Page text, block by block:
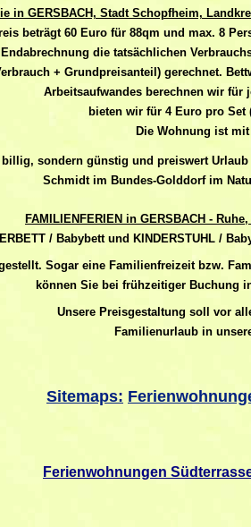
in GERSBACH, Stadt Schopfheim,
beträgt 60 Euro für 88qm und max. 8
die tatsächlichen
+ Grundpreisanteil) gerechnet.
Arbeitsaufwandes berechnen wir für
bieten wir für 4 Euro pro Set
Die Wohnung ist
billig, sondern günstig und preiswert
Schmidt im Bundes-Golddorf im
FAMILIENFERIEN in GERSBACH -
/ Babybett und KINDERSTUHL /
Sogar eine Familienfreizeit bzw.
können Sie bei frühzeitiger Buchung
Unsere Preisgestaltung soll vor
Familienurlaub in
Sitemaps:
Ferienwohnungen